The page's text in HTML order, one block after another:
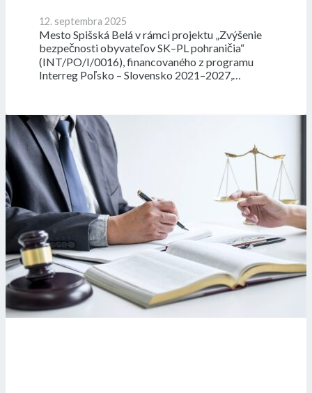
12. septembra 2025
Mesto Spišská Belá v rámci projektu „Zvýšenie
bezpečnosti obyvateľov SK–PL pohraničia“
(INT/PO/I/0016), financovaného z programu
Interreg Poľsko – Slovensko 2021–2027,…